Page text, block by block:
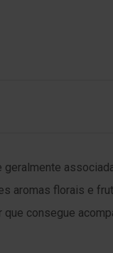
geralmente
aromas florais e
consegue